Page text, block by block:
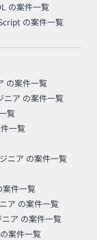
の案件一覧
の案件一覧
の案件一覧
ニア の案件一覧
覧
一覧
ニア の案件一覧
案件一覧
ア の案件一覧
ア の案件一覧
の案件一覧